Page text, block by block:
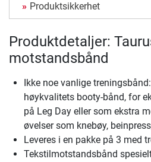
Produktsikkerhet
Produktdetaljer:
motstandsbånd
Ikke noe vanlige
høykvalitets booty-bånd, for
på Leg Day eller som ekstra
øvelser som knebøy,
Leveres i en pakke på 3 med
Tekstilmotstandsbånd